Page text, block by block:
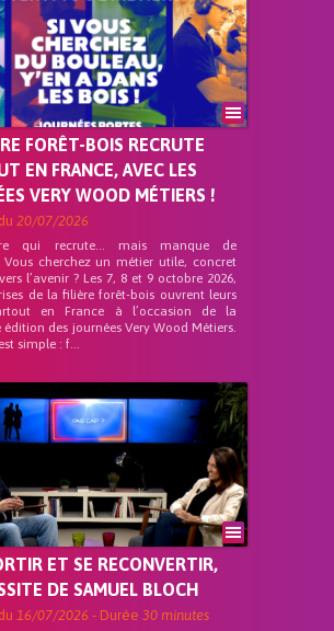
FORÊT-BOIS RECRUTE
EN FRANCE, AVEC LES
VERY WOOD MÉTIERS !
20/07/2026
qui recrute… mais manque de
Vous cherchez un métier utile, concret
l’avenir ? Les 7, 8 et 9 octobre 2026,
de la filière forêt-bois ouvrent leurs
en France à l’occasion de la
des journées Very Wood Métiers.
simple : f...
ET SE RECONVERTIR,
DE SAMUEL BLOCH
16/07/2026 - Durée 30 minutes